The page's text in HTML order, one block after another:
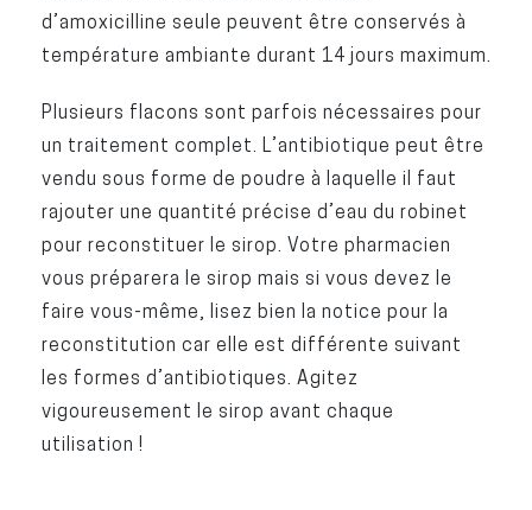
d’amoxicilline seule peuvent être conservés à
température ambiante durant 14 jours maximum.
Plusieurs flacons sont parfois nécessaires pour
un traitement complet. L’antibiotique peut être
vendu sous forme de poudre à laquelle il faut
rajouter une quantité précise d’eau du robinet
pour reconstituer le sirop. Votre pharmacien
vous préparera le sirop mais si vous devez le
faire vous-même, lisez bien la notice pour la
reconstitution car elle est différente suivant
les formes d’antibiotiques. Agitez
vigoureusement le sirop avant chaque
utilisation !